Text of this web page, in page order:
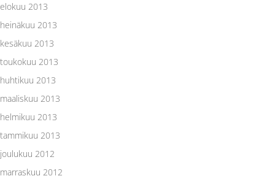
elokuu 2013
heinäkuu 2013
kesäkuu 2013
toukokuu 2013
huhtikuu 2013
maaliskuu 2013
helmikuu 2013
tammikuu 2013
joulukuu 2012
marraskuu 2012